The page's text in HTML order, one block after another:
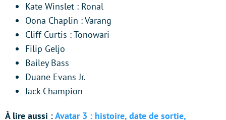
Kate Winslet : Ronal
Oona Chaplin : Varang
Cliff Curtis : Tonowari
Filip Geljo
Bailey Bass
Duane Evans Jr.
Jack Champion
À lire aussi :Avatar 3 : histoire, date de sortie,